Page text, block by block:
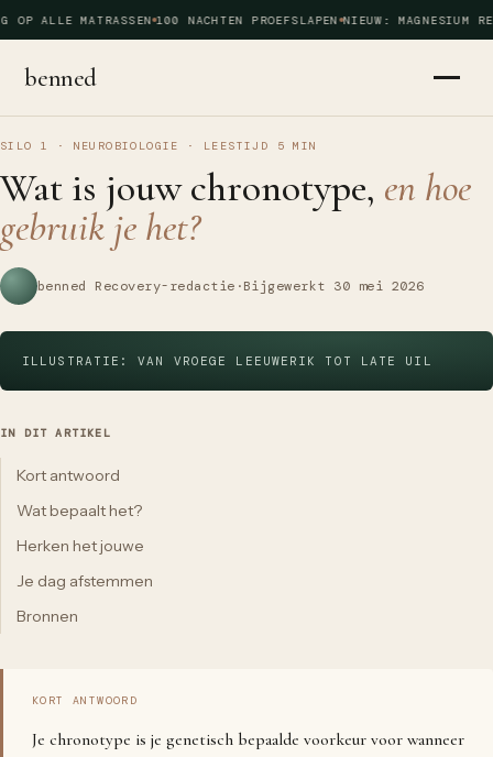
OP ALLE MATRASSEN 100 NACHTEN PROEFSLAPEN NIEUW: MAGNESIUM
benned
SILO 1 · NEUROBIOLOGIE · LEESTIJD 5 MIN
Wat is jouw chronotype, en hoe
gebruik je het?
benned Recovery-redactie ·Bijgewerkt 30 mei 2026
ILLUSTRATIE: VAN VROEGE LEEUWERIK TOT LATE UIL
IN DIT ARTIKEL
Kort antwoord
Wat bepaalt het?
Herken het jouwe
Je dag afstemmen
Bronnen
KORT ANTWOORD
Je chronotype is je genetisch bepaalde voorkeur voor wanneer